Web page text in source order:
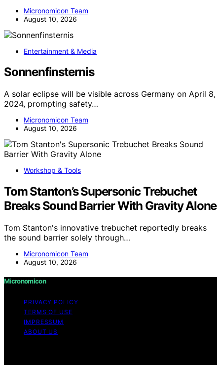
Micronomicon Team
August 10, 2026
Entertainment & Media
Sonnenfinsternis
A solar eclipse will be visible across Germany on April 8,
2024, prompting safety…
Micronomicon Team
August 10, 2026
Workshop & Tools
Tom Stanton’s Supersonic Trebuchet
Breaks Sound Barrier With Gravity Alone
Tom Stanton's innovative trebuchet reportedly breaks
the sound barrier solely through…
Micronomicon Team
August 10, 2026
Micronomicon
PRIVACY POLICY
TERMS OF USE
IMPRESSUM
ABOUT US